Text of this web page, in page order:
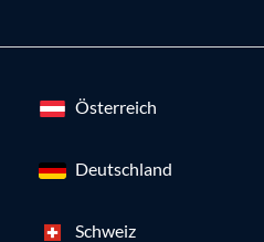
Österreich
Deutschland
Schweiz